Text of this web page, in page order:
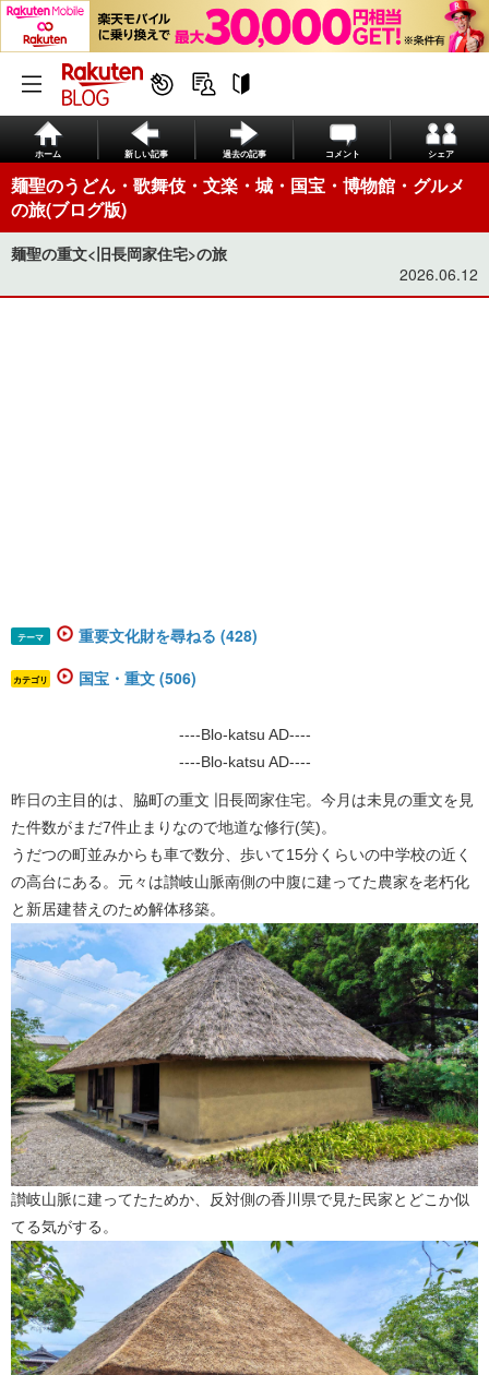
ホーム 新しい記事 過去の記事 コメント シェア
麺聖のうどん・歌舞伎・文楽・城・国宝・博物館・グルメ
の旅(ブログ版)
麺聖の重文<旧長岡家住宅>の旅
2026.06.12
テーマ 重要文化財を尋ねる (428)
カテゴリ 国宝・重文 (506)
----Blo-katsu AD----
----Blo-katsu AD----
昨日の主目的は、脇町の重文 旧長岡家住宅。今月は未見の重文を見
た件数がまだ7件止まりなので地道な修行(笑)。
うだつの町並みからも車で数分、歩いて15分くらいの中学校の近く
の高台にある。元々は讃岐山脈南側の中腹に建ってた農家を老朽化
と新居建替えのため解体移築。
讃岐山脈に建ってたためか、反対側の香川県で見た民家とどこか似
てる気がする。